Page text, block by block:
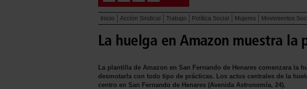
Inicio Acción Sindical Trabajo Política Social Mujeres Movimientos
La huelga en Amazon muestra la
La plantilla de Amazon en San Fernando de Henares comenzara la
desmotarla con todo tipo de prácticas. Los actos centrales de la
centro en San Fernando de Henares (Avenida Astronomía, 24).